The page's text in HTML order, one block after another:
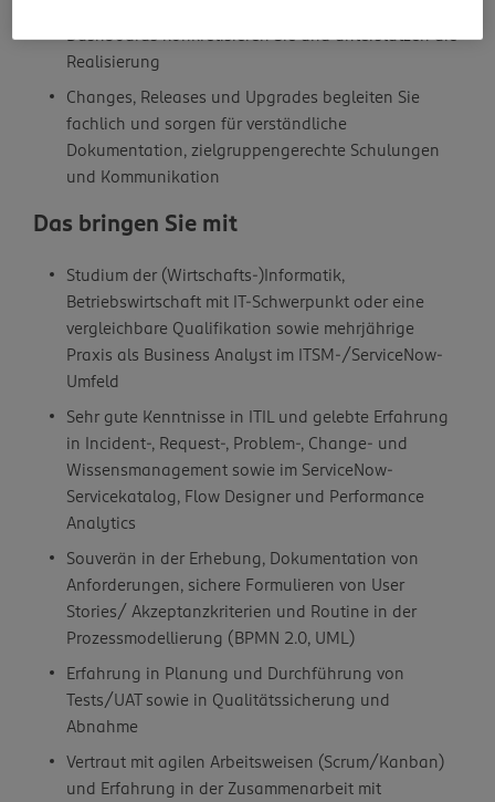
Dashboards konkretisieren Sie und unterstützen die
Realisierung
Changes, Releases und Upgrades begleiten Sie
fachlich und sorgen für verständliche
Dokumentation, zielgruppengerechte Schulungen
und Kommunikation
Das bringen Sie mit
Studium der (Wirtschafts-)Informatik,
Betriebswirtschaft mit IT-Schwerpunkt oder eine
vergleichbare Qualifikation sowie mehrjährige
Praxis als Business Analyst im ITSM-/ServiceNow-
Umfeld
Sehr gute Kenntnisse in ITIL und gelebte Erfahrung
in Incident-, Request-, Problem-, Change- und
Wissensmanagement sowie im ServiceNow-
Servicekatalog, Flow Designer und Performance
Analytics
Souverän in der Erhebung, Dokumentation von
Anforderungen, sichere Formulieren von User
Stories/ Akzeptanzkriterien und Routine in der
Prozessmodellierung (BPMN 2.0, UML)
Erfahrung in Planung und Durchführung von
Tests/UAT sowie in Qualitätssicherung und
Abnahme
Vertraut mit agilen Arbeitsweisen (Scrum/Kanban)
und Erfahrung in der Zusammenarbeit mit